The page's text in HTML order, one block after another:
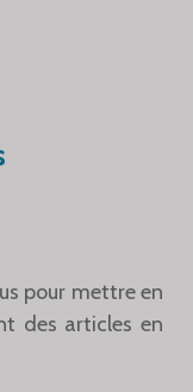
pour mettre en
des articles en